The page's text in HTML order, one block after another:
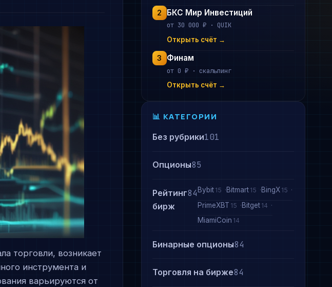
торговли, возникает
инструмента и
варьируются от
2 БКС Мир Инвестиций
от 30 000 ₽ · QUIK
Открыть счёт →
3 Финам
от 0 ₽ · скальпинг
Открыть счёт →
📊 КАТЕГОРИИ
Без рубрики101
Опционы85
Рейтинг
бирж
84 Bybit 15 Bitmart 15 BingX 15
PrimeXBT 15 Bitget 14
MiamiCoin 14
Бинарные опционы84
Торговля на бирже84